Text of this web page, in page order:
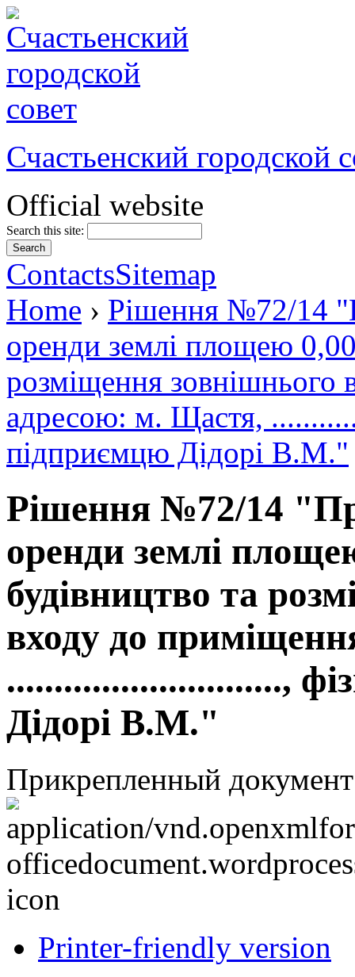
Счастьенский городской
Official website
Search this site:
ContactsSitemap
Home › Рішення №72/14
оренди землі площею
розміщення зовнішнього
адресою: м. Щастя,
підприємцю Дідорі В.М."
Рішення №72/14
оренди землі
будівництво та
входу до
.............................,
Дідорі В.М."
Прикрепленный
Printer-friendly version